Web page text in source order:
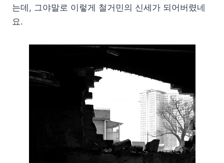
는데, 그야말로 이렇게 철거민의 신세가 되어버렸네
요.